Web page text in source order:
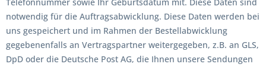
notwendig für die Auftragsabwicklung. Diese Daten werden bei
uns gespeichert und im Rahmen der Bestellabwicklung
gegebenenfalls an Vertragspartner weitergegeben, z.B. an GLS,
DpD oder die Deutsche Post AG, die Ihnen unsere Sendungen